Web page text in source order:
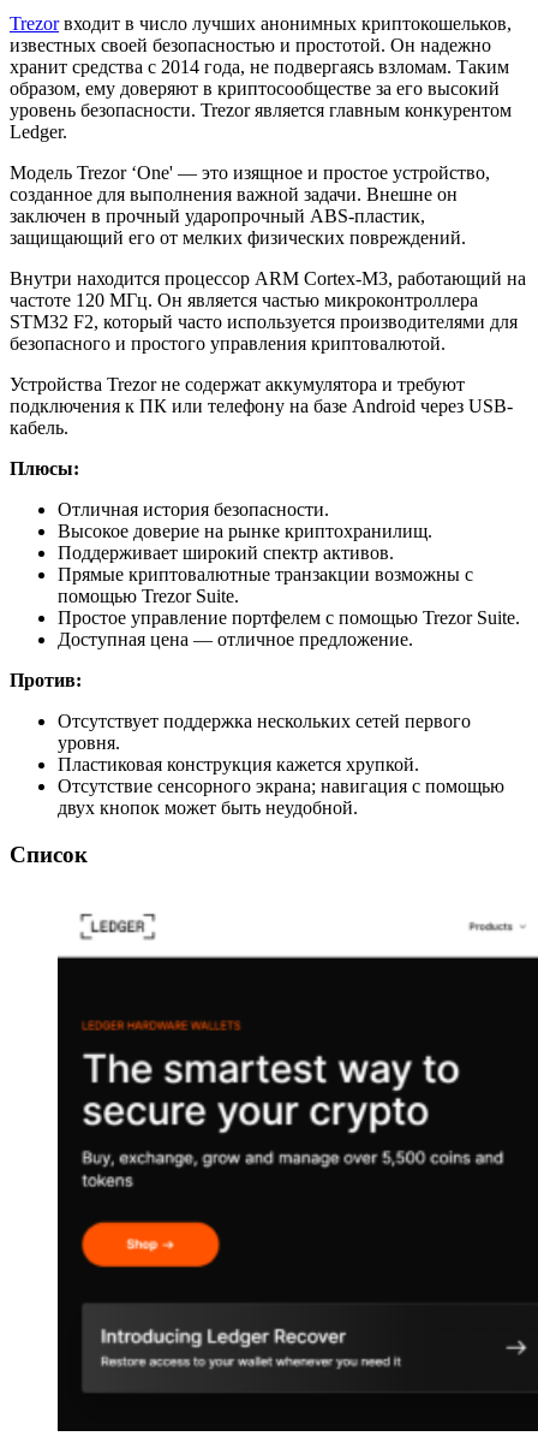
Trezorвходит в число лучших анонимных криптокошельков,
известных своей безопасностью и простотой. Он надежно
хранит средства с 2014 года, не подвергаясь взломам. Таким
образом, ему доверяют в криптосообществе за его высокий
уровень безопасности. Trezor является главным конкурентом
Ledger.
Модель Trezor ‘One' — это изящное и простое устройство,
созданное для выполнения важной задачи. Внешне он
заключен в прочный ударопрочный ABS-пластик,
защищающий его от мелких физических повреждений.
Внутри находится процессор ARM Cortex-M3, работающий на
частоте 120 МГц. Он является частью микроконтроллера
STM32 F2, который часто используется производителями для
безопасного и простого управления криптовалютой.
Устройства Trezor не содержат аккумулятора и требуют
подключения к ПК или телефону на базе Android через USB-
кабель.
Плюсы:
Отличная история безопасности.
Высокое доверие на рынке криптохранилищ.
Поддерживает широкий спектр активов.
Прямые криптовалютные транзакции возможны с
помощью Trezor Suite.
Простое управление портфелем с помощью Trezor Suite.
Доступная цена — отличное предложение.
Против:
Отсутствует поддержка нескольких сетей первого
уровня.
Пластиковая конструкция кажется хрупкой.
Отсутствие сенсорного экрана; навигация с помощью
двух кнопок может быть неудобной.
Список